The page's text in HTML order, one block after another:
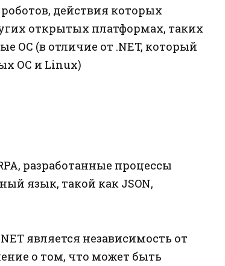
действия которых
открытых платформах, таких
ОС (в отличие от .NET, который
ОС и Linux)
разработанные процессы
язык, такой как JSON,
является независимость от
о том, что может быть